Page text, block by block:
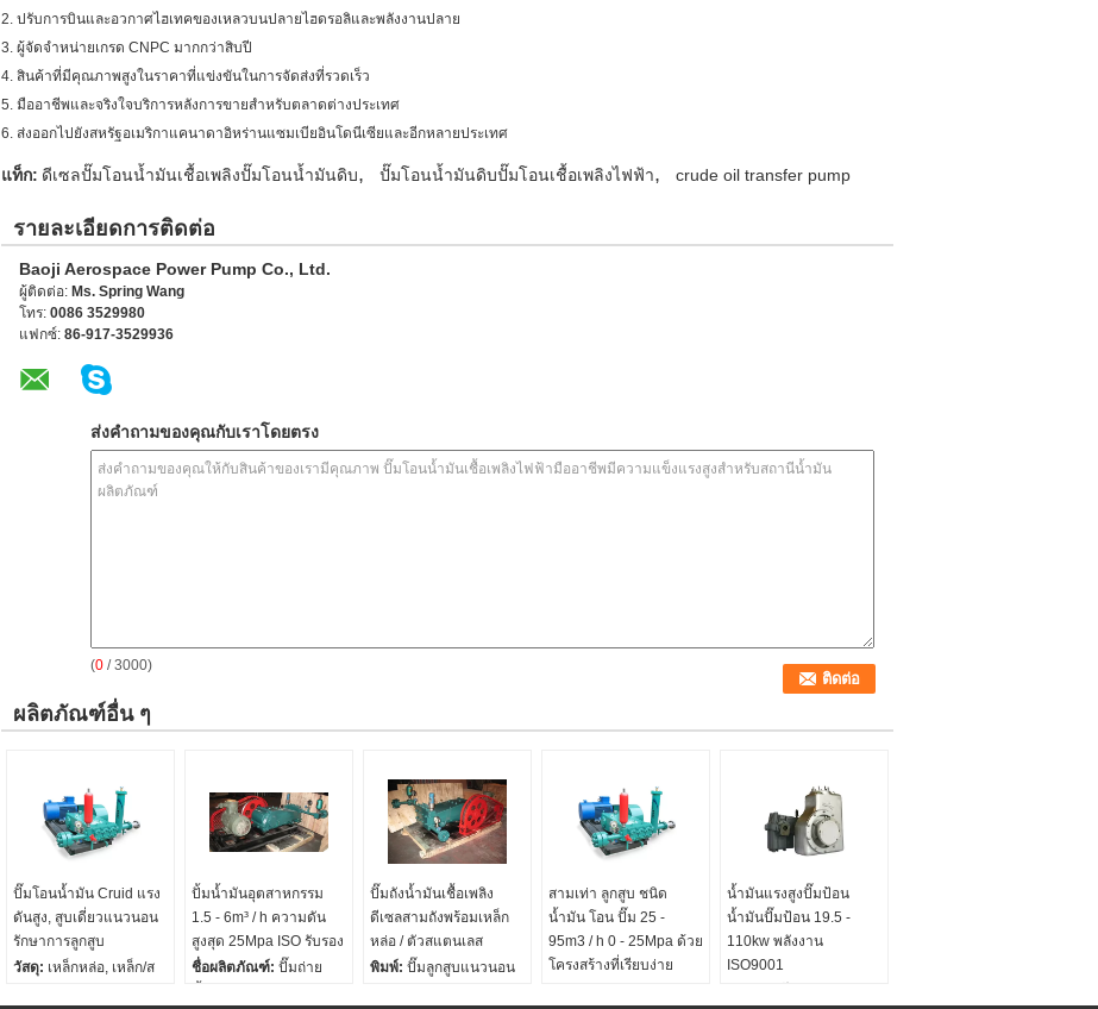
2. ปรับการบินและอวกาศไฮเทคของเหลวบนปลายไฮดรอลิและพลังงานปลาย
3. ผู้จัดจำหน่ายเกรด CNPC มากกว่าสิบปี
4. สินค้าที่มีคุณภาพสูงในราคาที่แข่งขันในการจัดส่งที่รวดเร็ว
5. มืออาชีพและจริงใจบริการหลังการขายสำหรับตลาดต่างประเทศ
6. ส่งออกไปยังสหรัฐอเมริกาแคนาดาอิหร่านแซมเบียอินโดนีเซียและอีกหลายประเทศ
แท็ก: ดีเซลปั๊มโอนน้ำมันเชื้อเพลิงปั๊มโอนน้ำมันดิบ, ปั๊มโอนน้ำมันดิบปั๊มโอนเชื้อเพลิงไฟฟ้า, crude oil transfer pump
รายละเอียดการติดต่อ
Baoji Aerospace Power Pump Co., Ltd.
ผู้ติดต่อ: Ms. Spring Wang
โทร: 0086 3529980
แฟกซ์: 86-917-3529936
ส่งคำถามของคุณกับเราโดยตรง
(0 / 3000)
ผลิตภัณฑ์อื่น ๆ
ปั๊มโอนน้ำมัน Cruid แรง
ดันสูง, สูบเดี่ยวแนวนอน
รักษาการลูกสูบ
วัสดุ: เหล็กหล่อ, เหล็ก/ส
ปั้มน้ำมันอุตสาหกรรม
1.5 - 6m³ / h ความดัน
สูงสุด 25Mpa ISO รับรอง
ชื่อผลิตภัณฑ์: ปั๊มถ่าย
ปั๊มถังน้ำมันเชื้อเพลิง
ดีเซลสามถังพร้อมเหล็ก
หล่อ / ตัวสแตนเลส
พิมพ์: ปั๊มลูกสูบแนวนอน
สามเท่า ลูกสูบ ชนิด
น้ำมัน โอน ปั๊ม 25 -
95m3 / h 0 - 25Mpa ด้วย
โครงสร้างที่เรียบง่าย
น้ำมันแรงสูงปั๊มป้อน
น้ำมันปั๊มป้อน 19.5 -
110kw พลังงาน
ISO9001